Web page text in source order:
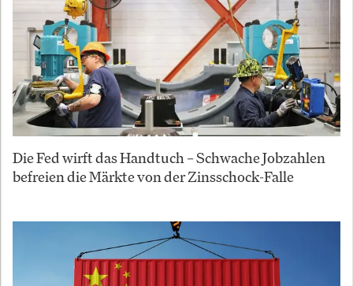
Die Fed wirft das Handtuch – Schwache Jobzahlen
befreien die Märkte von der Zinsschock-Falle